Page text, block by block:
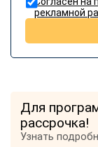
рекламной
Для
рассрочка!
Узнать